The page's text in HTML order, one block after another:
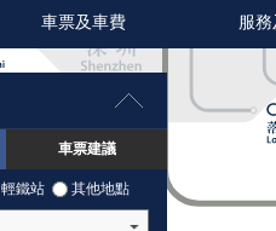
車票及車費 服
車票建議
輕鐵站 其他地點